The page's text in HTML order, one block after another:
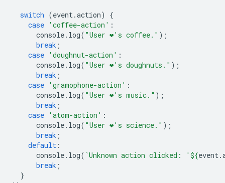
switch (event.action)
{
case 'coffee-action' :
console. log( "User ❤️️'s coffee." );
break ;
case 'doughnut-action' :
console. log( "User ❤️️'s doughnuts." );
break ;
case 'gramophone-action' :
console. log( "User ❤️️'s music." );
break ;
case 'atom-action' :
console. log( "User ❤️️'s science." );
break ;
default :
console. log( `Unknown action clicked: ' ${event.
break ;
}